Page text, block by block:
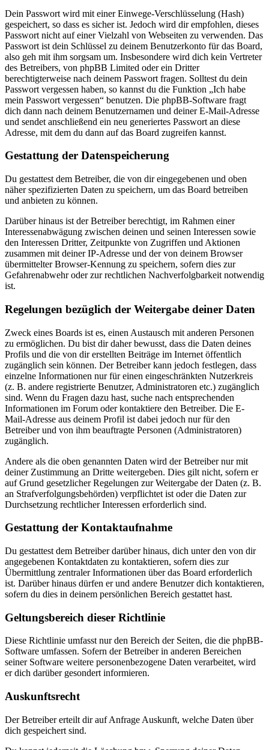
Dein Passwort wird mit einer Einwege-Verschlüsselung (Hash)
gespeichert, so dass es sicher ist. Jedoch wird dir empfohlen, dieses
Passwort nicht auf einer Vielzahl von Webseiten zu verwenden. Das
Passwort ist dein Schlüssel zu deinem Benutzerkonto für das Board,
also geh mit ihm sorgsam um. Insbesondere wird dich kein Vertreter
des Betreibers, von phpBB Limited oder ein Dritter
berechtigterweise nach deinem Passwort fragen. Solltest du dein
Passwort vergessen haben, so kannst du die Funktion „Ich habe
mein Passwort vergessen“ benutzen. Die phpBB-Software fragt
dich dann nach deinem Benutzernamen und deiner E-Mail-Adresse
und sendet anschließend ein neu generiertes Passwort an diese
Adresse, mit dem du dann auf das Board zugreifen kannst.
Gestattung der Datenspeicherung
Du gestattest dem Betreiber, die von dir eingegebenen und oben
näher spezifizierten Daten zu speichern, um das Board betreiben
und anbieten zu können.
Darüber hinaus ist der Betreiber berechtigt, im Rahmen einer
Interessenabwägung zwischen deinen und seinen Interessen sowie
den Interessen Dritter, Zeitpunkte von Zugriffen und Aktionen
zusammen mit deiner IP-Adresse und der von deinem Browser
übermittelter Browser-Kennung zu speichern, sofern dies zur
Gefahrenabwehr oder zur rechtlichen Nachverfolgbarkeit notwendig
ist.
Regelungen bezüglich der Weitergabe deiner Daten
Zweck eines Boards ist es, einen Austausch mit anderen Personen
zu ermöglichen. Du bist dir daher bewusst, dass die Daten deines
Profils und die von dir erstellten Beiträge im Internet öffentlich
zugänglich sein können. Der Betreiber kann jedoch festlegen, dass
einzelne Informationen nur für einen eingeschränkten Nutzerkreis
(z. B. andere registrierte Benutzer, Administratoren etc.) zugänglich
sind. Wenn du Fragen dazu hast, suche nach entsprechenden
Informationen im Forum oder kontaktiere den Betreiber. Die E-
Mail-Adresse aus deinem Profil ist dabei jedoch nur für den
Betreiber und von ihm beauftragte Personen (Administratoren)
zugänglich.
Andere als die oben genannten Daten wird der Betreiber nur mit
deiner Zustimmung an Dritte weitergeben. Dies gilt nicht, sofern er
auf Grund gesetzlicher Regelungen zur Weitergabe der Daten (z. B.
an Strafverfolgungsbehörden) verpflichtet ist oder die Daten zur
Durchsetzung rechtlicher Interessen erforderlich sind.
Gestattung der Kontaktaufnahme
Du gestattest dem Betreiber darüber hinaus, dich unter den von dir
angegebenen Kontaktdaten zu kontaktieren, sofern dies zur
Übermittlung zentraler Informationen über das Board erforderlich
ist. Darüber hinaus dürfen er und andere Benutzer dich kontaktieren,
sofern du dies in deinem persönlichen Bereich gestattet hast.
Geltungsbereich dieser Richtlinie
Diese Richtlinie umfasst nur den Bereich der Seiten, die die phpBB-
Software umfassen. Sofern der Betreiber in anderen Bereichen
seiner Software weitere personenbezogene Daten verarbeitet, wird
er dich darüber gesondert informieren.
Auskunftsrecht
Der Betreiber erteilt dir auf Anfrage Auskunft, welche Daten über
dich gespeichert sind.